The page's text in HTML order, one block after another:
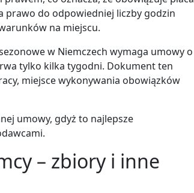
prawo do odpowiedniej liczby godzin
na miejscu.
w Niemczech wymaga umowy o
tylko kilka tygodni. Dokument ten
miejsce wykonywania obowiązków
umowy, gdyż to najlepsze
– zbiory i inne